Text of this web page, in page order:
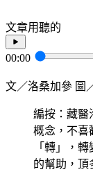
文章用聽的
00:00
文／洛桑加參 圖
編按：藏醫
概念，不喜
「轉」，
的幫助，頂